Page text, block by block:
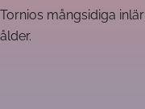
Tornios mångsidiga
ålder.